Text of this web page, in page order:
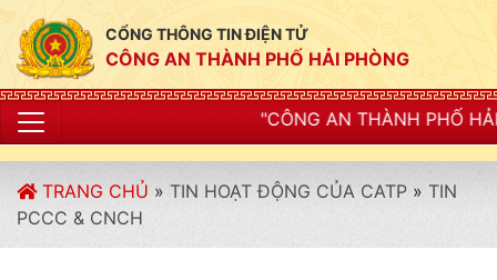
CỔNG THÔNG TIN ĐIỆN TỬ
CÔNG AN THÀNH PHỐ HẢI PHÒNG
"CÔNG AN THÀNH PHỐ HẢI PHÒNG SIẾT
TRANG CHỦ » TIN HOẠT ĐỘNG CỦA CATP » TIN
PCCC & CNCH